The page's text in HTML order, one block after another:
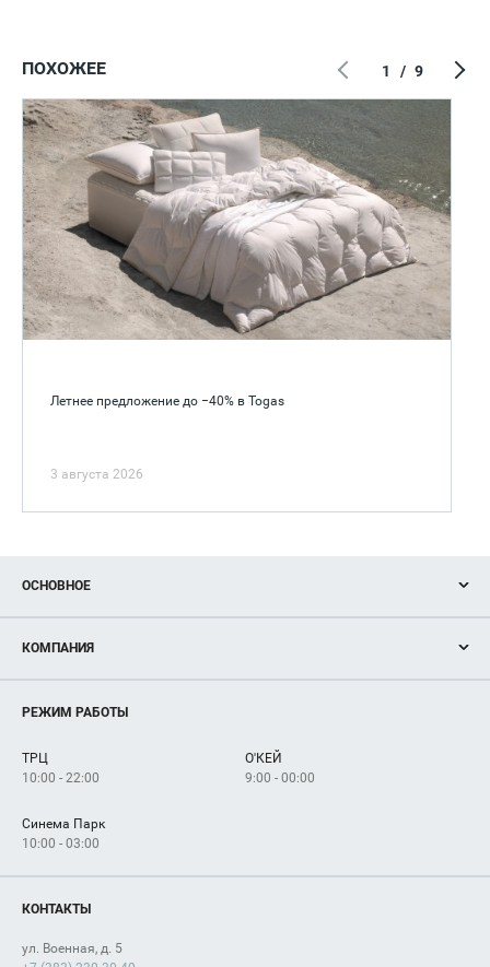
ПОХОЖЕЕ
Летнее предложение до −40% в Togas
3 августа 2026
1 / 9
ОСНОВНОЕ
Новости
Магазины
Услуги
КОМПАНИЯ
Рекламодателям
Как добраться
РЕЖИМ РАБОТЫ
ТРЦ
10:00 - 22:00
О'КЕЙ
9:00 - 00:00
Синема Парк
10:00 - 03:00
КОНТАКТЫ
ул. Военная, д. 5